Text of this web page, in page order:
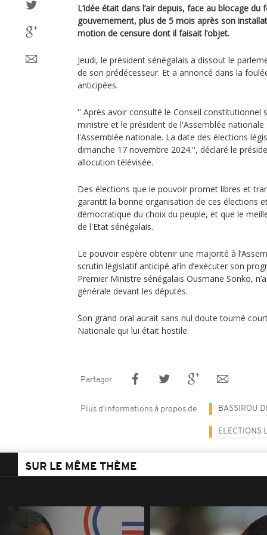
L’idée était dans l’air depuis, face au blocage
gouvernement, plus de 5 mois après son
motion de censure dont il faisait l’objet.
Jeudi, le président sénégalais a dissout le
de son prédécesseur. Et a annoncé dans la
anticipées.
'' Après avoir consulté le Conseil constitutionnel
ministre et le président de l'Assemblée
l'Assemblée nationale. La date des élections
dimanche 17 novembre 2024.'', déclaré le
allocution télévisée.
Des élections que le pouvoir promet libres et
garantit la bonne organisation de ces élections
démocratique du choix du peuple, et que le
de l'Etat sénégalais.
Le pouvoir espère obtenir une majorité à
scrutin législatif anticipé afin d’exécuter son
Premier Ministre sénégalais Ousmane Sonko,
générale devant les députés.
Son grand oral aurait sans nul doute tourné
Nationale qui lui était hostile.
Partager
Plus d'informations à propos de BASSIROU
ELECTIONS
SUR LE MÊME THÈME